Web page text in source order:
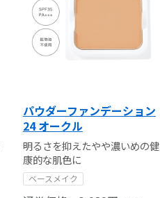
パウダーファンデーション
24 オークル
明るさを抑えたやや濃いめの健
康的な肌色に
ベースメイク